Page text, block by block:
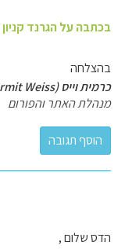
בכתבה על הגרנד קניון
בהצלחה
כרמית וייס (Carmit Weiss)
מנהלת האתר והפורום
הדס שלום ,